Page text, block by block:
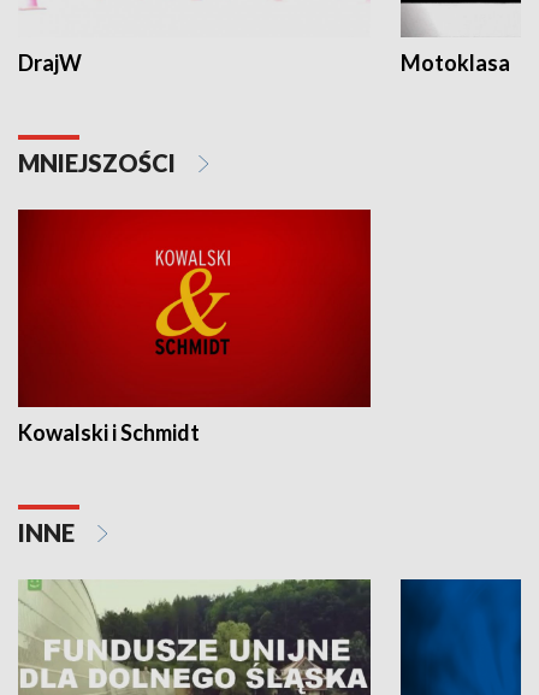
DrajW Motoklasa
MNIEJSZOŚCI
Kowalski i Schmidt
INNE